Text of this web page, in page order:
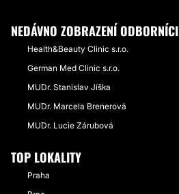
NEDÁVNO ZOBRAZENÍ ODBORNÍCI
Health&Beauty Clinic s.r.o.
German Med Clinic s.r.o.
MUDr. Stanislav Jíška
MUDr. Marcela Brenerová
MUDr. Lucie Zárubová
TOP LOKALITY
Praha